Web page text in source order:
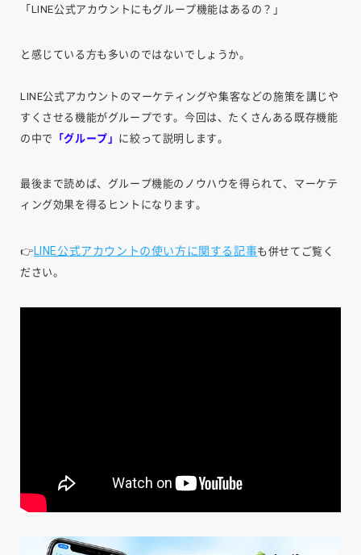
「LINE公式アカウントにもグループ機能はあるの？」
と感じている方も多いのではないでしょうか。
LINE公式アカウントのマーケティングや集客などの施策を講じや
すくさせる機能がグループです。今回は、たくさんある既存機能
の中で
「グループ」 に絞って説明します。
最後まで読めば、グループ機能のノウハウを得られて、マーケテ
ィング効果を得るヒントになります。
👉 LINE公式アカウントの使い方に関する記事も併せてご覧く
ださい。